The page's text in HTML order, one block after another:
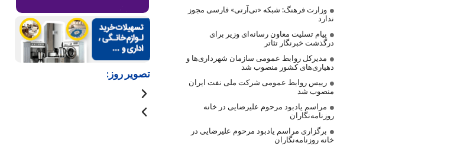
وزارت فرهنگ: شبکه «تی‌آرتی» فارسی مجوز
ندارد
پیام تسلیت معاون رسانه‌ای وزیر برای
درگذشت خبرنگار تئاتر
مدیرکل روابط عمومی سازمان شهرداری‌ها و
دهیاری‌های کشور منصوب شد
رییس روابط عمومی شرکت ملی نفت ایران
منصوب شد
مراسم یادبود مرحوم علیرضایی در خانه
روزنامه‌نگاران
برگزاری مراسم یادبود مرحوم علیرضایی در
خانه روزنامه‌نگاران
تصویر روز: